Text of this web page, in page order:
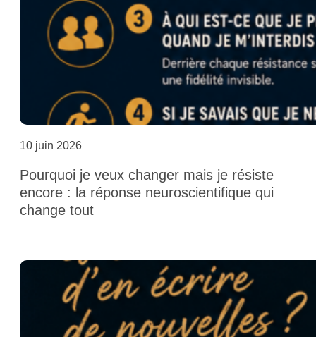
10 juin 2026
Pourquoi je veux changer mais je résiste
encore : la réponse neuroscientifique qui
change tout